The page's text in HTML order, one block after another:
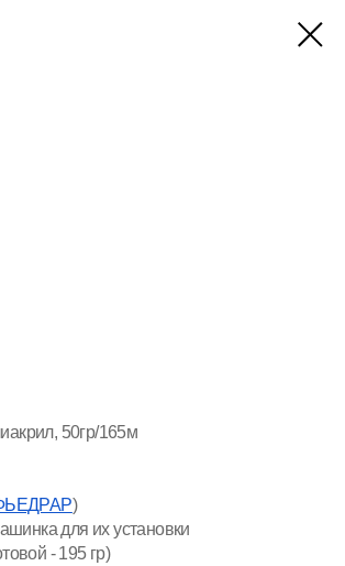
50гр/165м
)
для их установки
- 195 гр)